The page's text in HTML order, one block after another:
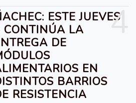
4
ESTE JUEVES
CONTINÚA LA
DE
EN
BARRIOS
RESISTENCIA